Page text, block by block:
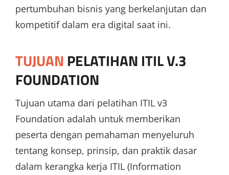
pertumbuhan bisnis yang berkelanjutan dan
kompetitif dalam era digital saat ini.
TUJUAN PELATIHAN ITIL V.3
FOUNDATION
Tujuan utama dari pelatihan ITIL v3
Foundation adalah untuk memberikan
peserta dengan pemahaman menyeluruh
tentang konsep, prinsip, dan praktik dasar
dalam kerangka kerja ITIL (Information